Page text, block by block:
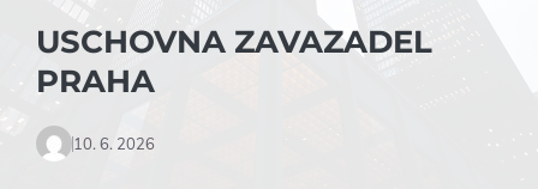
USCHOVNA ZAVAZADEL
PRAHA
10. 6. 2026